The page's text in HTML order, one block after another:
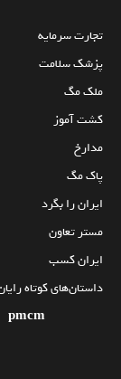
تجارت سرمایه
پزشک سلامت
ملک مگ
کشت آموز
مدارخ
پاک مگ
ایران را بگرد
مستر تعاون
ایران کسب
داستان‌های کوتاه
pmcm